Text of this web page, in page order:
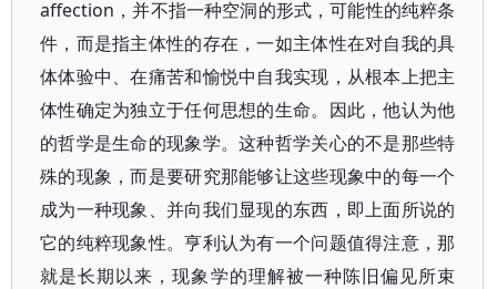
affection，并不指一种空洞的形式，可能性的纯粹条
件，而是指主体性的存在，一如主体性在对自我的具
体体验中、在痛苦和愉悦中自我实现，从根本上把主
体性确定为独立于任何思想的生命。因此，他认为他
的哲学是生命的现象学。这种哲学关心的不是那些特
殊的现象，而是要研究那能够让这些现象中的每一个
成为一种现象、并向我们显现的东西，即上面所说的
它的纯粹现象性。亨利认为有一个问题值得注意，那
就是长期以来，现象学的理解被一种陈旧偏见所束